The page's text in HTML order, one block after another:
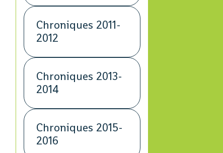
Chroniques 2011-
2012
Chroniques 2013-
2014
Chroniques 2015-
2016